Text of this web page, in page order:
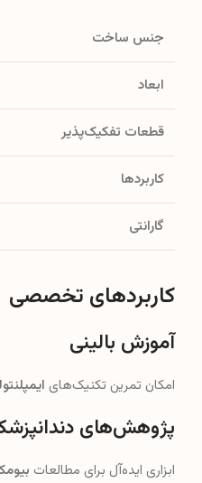
جنس ساخت
ابعاد
قطعات تفکیک‌پذیر
کاربردها
گارانتی
کاربردهای تخصصی
آموزش بالینی
امکان تمرین تکنیک‌های
پژوهش‌های
ابزاری ایده‌آل برای مطالعات